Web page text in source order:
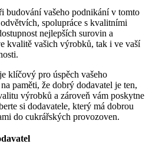
budování vašeho podnikání v tomto
spolupráce s kvalitními
nejlepších surovin a
kvalitě vašich výrobků, tak i ve vaší
klíčový pro úspěch vašeho
paměti, že dobrý dodavatel je ten,
výrobků a zároveň vám poskytne
si dodavatele, který má dobrou
do cukrářských provozoven.